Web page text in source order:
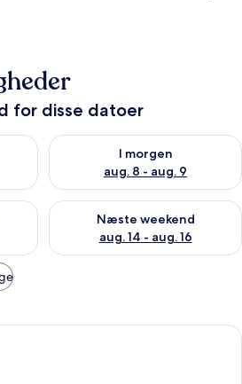
for disse datoer
aug. 7 - aug. 8
I morgen
aug. 8 - aug. 9
Tjek tilgængelighed for i
weekend aug. 7 - aug. 9
Næste weekend
aug. 14 - aug. 16
Tjek tilgængelighed for næste
Et hotelværelse med seng,